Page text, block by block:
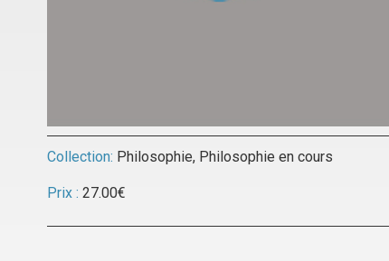
Collection: Philosophie, Philosophie en cours
Prix : 27.00€